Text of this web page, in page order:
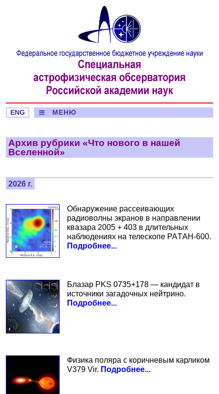
ENG МЕНЮ
Архив рубрики «Что нового в нашей
Вселенной»
2026 г.
Обнаружение рассеивающих
радиоволны экранов в направлении
квазара 2005 + 403 в длительных
наблюдениях на телескопе РАTАН-600.
Подробнее...
Блазар PKS 0735+178 — кандидат в
источники загадочных нейтрино.
Подробнее...
Физика поляра с коричневым карликом
V379 Vir. Подробнее...